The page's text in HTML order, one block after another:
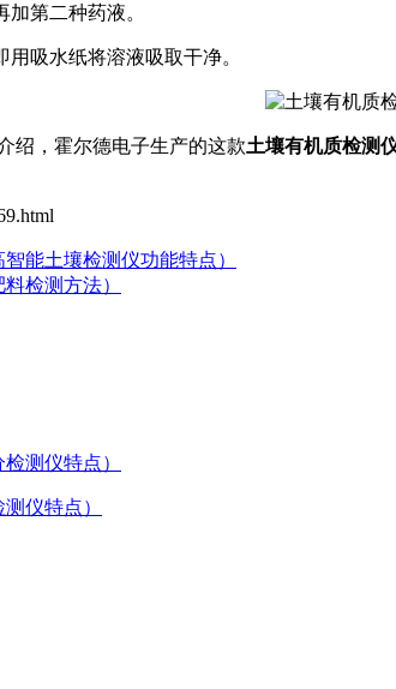
第二种药液。
吸水纸将溶液吸取干净。
绍，霍尔德电子生产的这款土壤有机质检测
能土壤检测仪功能特点）
检测方法）
仪特点）